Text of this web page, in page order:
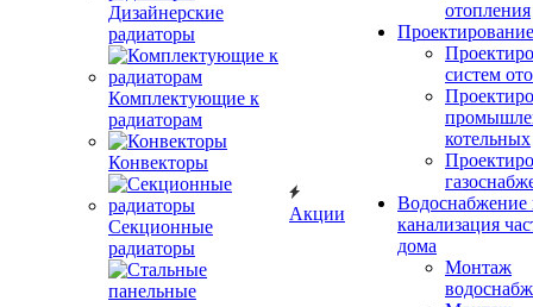
Дизайнерские
радиаторы
Комплектующие к
радиаторам
Конвекторы
Секционные
радиаторы
Акции
отопления
Проектирование
систем
котельных
Водоснабжение
канализация
дома
Монтаж